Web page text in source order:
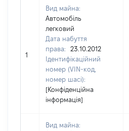
1
Вид майна:
Автомобіль
легковий
Дата набуття
права:
23.10.2012
Ідентифікаційний
номер (VIN-код,
номер шасі):
[Конфіденційна
інформація]
Вид майна: